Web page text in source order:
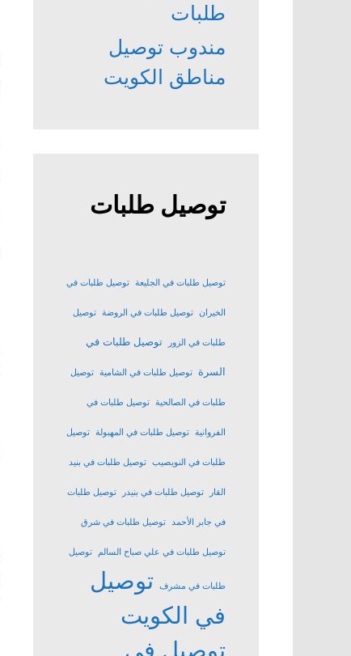
طلبات
مندوب توصيل
مناطق الكويت
توصيل طلبات
توصيل طلبات في الجليعة توصيل طلبات في
الخيران توصيل طلبات في الروضة توصيل
طلبات في الزور توصيل طلبات في
السرة توصيل طلبات في الشامية توصيل
طلبات في الصالحية توصيل طلبات في
الفروانية توصيل طلبات في المهبولة توصيل
طلبات في النويصيب توصيل طلبات في بنيد
القار توصيل طلبات في بنيدر توصيل طلبات
في جابر الأحمد توصيل طلبات في شرق
توصيل طلبات في علي صباح السالم توصيل
طلبات في مشرف
توصيل
في الكويت
توصيل في